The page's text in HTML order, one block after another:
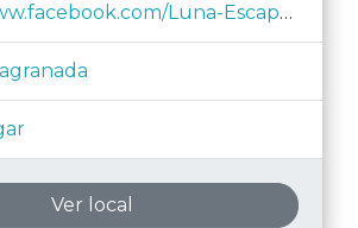
Luna-Escape-Room-276206576476276/
Ver local